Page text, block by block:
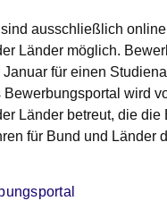
ausschließlich
Länder möglich.
für einen
Bewerbungsportal wird
Länder betreut, die die
für Bund und Länder
neuen Fenster